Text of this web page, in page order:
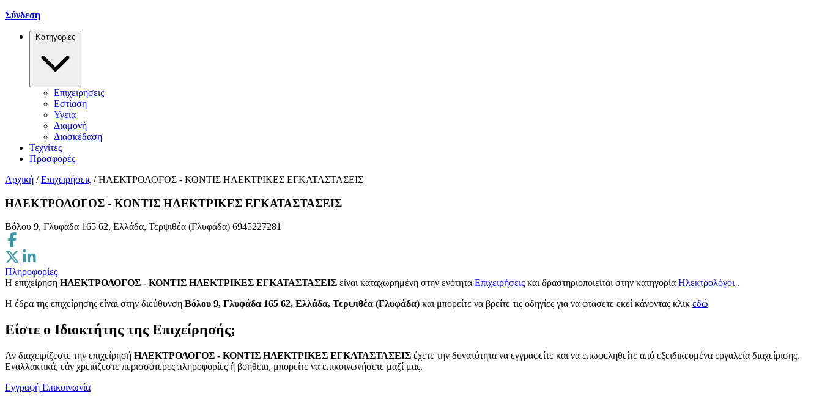
Σύνδεση
Κατηγορίες
Επιχειρήσεις
Εστίαση
Υγεία
Διαμονή
Διασκέδαση
Τεχνίτες
Προσφορές
Αρχική / Επιχειρήσεις / ΗΛΕΚΤΡΟΛΟΓΟΣ - ΚΟΝΤΙΣ ΗΛΕΚΤΡΙΚΕΣ ΕΓΚΑΤΑΣΤΑΣΕΙΣ
ΗΛΕΚΤΡΟΛΟΓΟΣ - ΚΟΝΤΙΣ ΗΛΕΚΤΡΙΚΕΣ ΕΓΚΑΤΑΣΤΑΣΕΙΣ
Βόλου 9, Γλυφάδα 165 62, Ελλάδα, Τερψιθέα (Γλυφάδα) 6945227281
Πληροφορίες
Η επιχείρηση ΗΛΕΚΤΡΟΛΟΓΟΣ - ΚΟΝΤΙΣ ΗΛΕΚΤΡΙΚΕΣ ΕΓΚΑΤΑΣΤΑΣΕΙΣ είναι καταχωρημένη στην ενότητα Επιχειρήσεις και δραστηριοποιείται στην κατηγορία Ηλεκτρολόγοι .
H έδρα της επιχείρησης είναι στην διεύθυνση Βόλου 9, Γλυφάδα 165 62, Ελλάδα, Τερψιθέα (Γλυφάδα) και μπορείτε να βρείτε τις οδηγίες για να φτάσετε εκεί κάνοντας κλικ εδώ
Είστε ο Ιδιοκτήτης της Επιχείρησής;
Αν διαχειρίζεστε την επιχείρησή ΗΛΕΚΤΡΟΛΟΓΟΣ - ΚΟΝΤΙΣ ΗΛΕΚΤΡΙΚΕΣ ΕΓΚΑΤΑΣΤΑΣΕΙΣ έχετε την δυνατότητα να εγγραφείτε και να επωφεληθείτε από εξειδικευμένα εργαλεία διαχείρισης.
Εναλλακτικά, εάν χρειάζεστε περισσότερες πληροφορίες ή βοήθεια, μπορείτε να επικοινωνήσετε μαζί μας.
Εγγραφή Επικοινωνία